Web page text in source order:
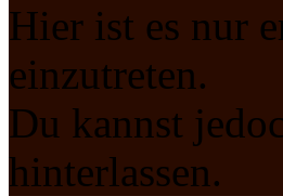
Hier ist es nur
einzutreten.
Du kannst
hinterlassen.